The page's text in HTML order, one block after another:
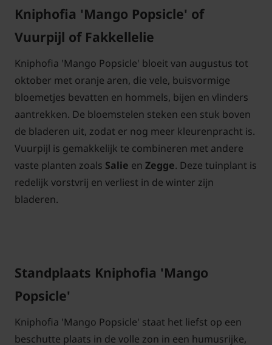
Kniphofia 'Mango Popsicle' of
Vuurpijl of Fakkellelie
Kniphofia 'Mango Popsicle' bloeit van augustus tot
oktober met oranje aren, die vele, buisvormige
bloemetjes bevatten en hommels, bijen en vlinders
aantrekken. De bloemstelen steken een stuk boven
de bladeren uit, zodat er nog meer kleurenpracht is.
Vuurpijl is gemakkelijk te combineren met andere
vaste planten zoals Salie en Zegge. Deze tuinplant is
redelijk vorstvrij en verliest in de winter zijn
bladeren.
Standplaats Kniphofia 'Mango
Popsicle'
Kniphofia 'Mango Popsicle' staat het liefst op een
beschutte plaats in de volle zon in een humusrijke,